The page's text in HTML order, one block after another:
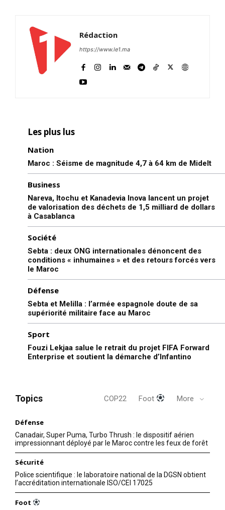
Rédaction
https://www.le1.ma
Les plus lus
Nation
Maroc : Séisme de magnitude 4,7 à 64 km de Midelt
Business
Nareva, Itochu et Kanadevia Inova lancent un projet
de valorisation des déchets de 1,5 milliard de dollars
à Casablanca
Société
Sebta : deux ONG internationales dénoncent des
conditions « inhumaines » et des retours forcés vers
le Maroc
Défense
Sebta et Melilla : l’armée espagnole doute de sa
supériorité militaire face au Maroc
Sport
Fouzi Lekjaa salue le retrait du projet FIFA Forward
Enterprise et soutient la démarche d’Infantino
Topics COP22 Foot More
Défense
Canadair, Super Puma, Turbo Thrush : le dispositif aérien
impressionnant déployé par le Maroc contre les feux de forêt
Sécurité
Police scientifique : le laboratoire national de la DGSN obtient
l’accréditation internationale ISO/CEI 17025
Foot